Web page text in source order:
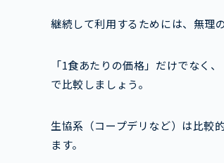
継続して利用するためには、無理
「1食あたりの価格」だけでなく
で比較しましょう。
生協系（コープデリなど）は比較
ます。